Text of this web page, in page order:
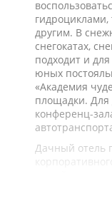
другим. В
снегокатах,
подходит и
юных
«Академия
площадки.
конференц-
Дачный отель